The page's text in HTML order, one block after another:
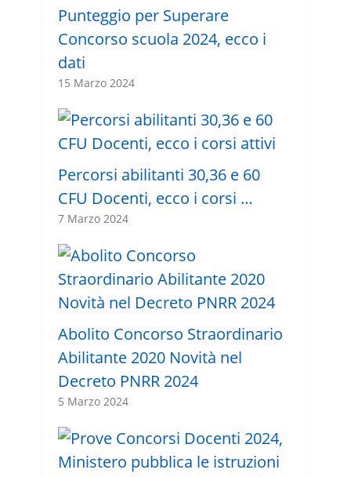
Punteggio per Superare
Concorso scuola 2024, ecco i
dati
15 Marzo 2024
Percorsi abilitanti 30,36 e 60
CFU Docenti, ecco i corsi …
7 Marzo 2024
Abolito Concorso Straordinario
Abilitante 2020 Novità nel
Decreto PNRR 2024
5 Marzo 2024